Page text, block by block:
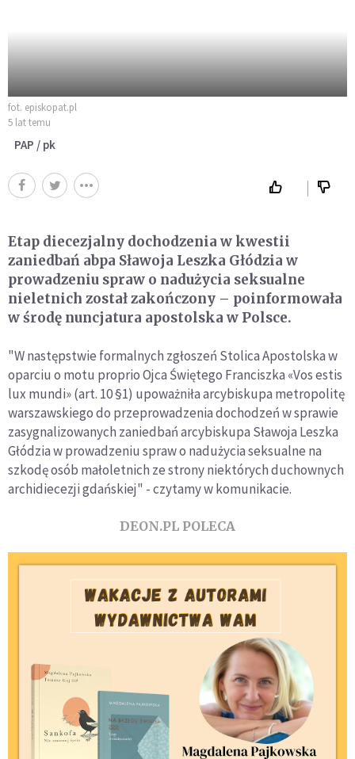
fot. episkopat.pl
5 lat temu
PAP / pk
Etap diecezjalny dochodzenia w kwestii
zaniedbań abpa Sławoja Leszka Głódzia w
prowadzeniu spraw o nadużycia seksualne
nieletnich został zakończony – poinformowała
w środę nuncjatura apostolska w Polsce.
"W następstwie formalnych zgłoszeń Stolica Apostolska w
oparciu o motu proprio Ojca Świętego Franciszka «Vos estis
lux mundi» (art. 10 §1) upoważniła arcybiskupa metropolitę
warszawskiego do przeprowadzenia dochodzeń w sprawie
zasygnalizowanych zaniedbań arcybiskupa Sławoja Leszka
Głódzia w prowadzeniu spraw o nadużycia seksualne na
szkodę osób małoletnich ze strony niektórych duchownych
archidiecezji gdańskiej" - czytamy w komunikacie.
DEON.PL POLECA